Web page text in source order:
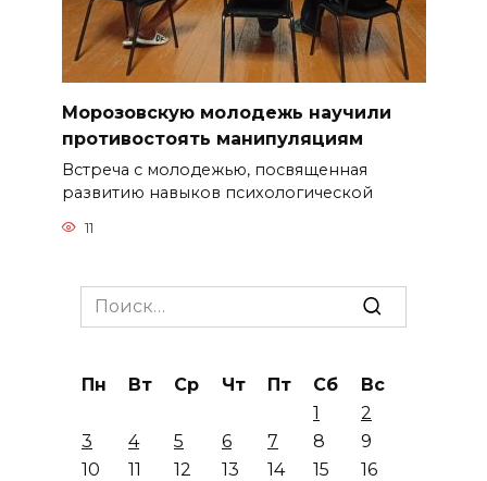
Морозовскую молодежь научили
противостоять манипуляциям
Встреча с молодежью, посвященная
развитию навыков психологической
11
Search
for:
Пн Вт Ср Чт Пт Сб
Вс
1
2
3
4 5 6 7 8
9
10
11 12 13 14 15
16